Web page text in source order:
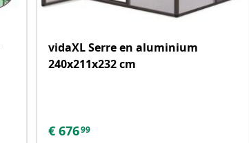
vidaXL Serre en aluminium
240x211x232 cm
€ 67699